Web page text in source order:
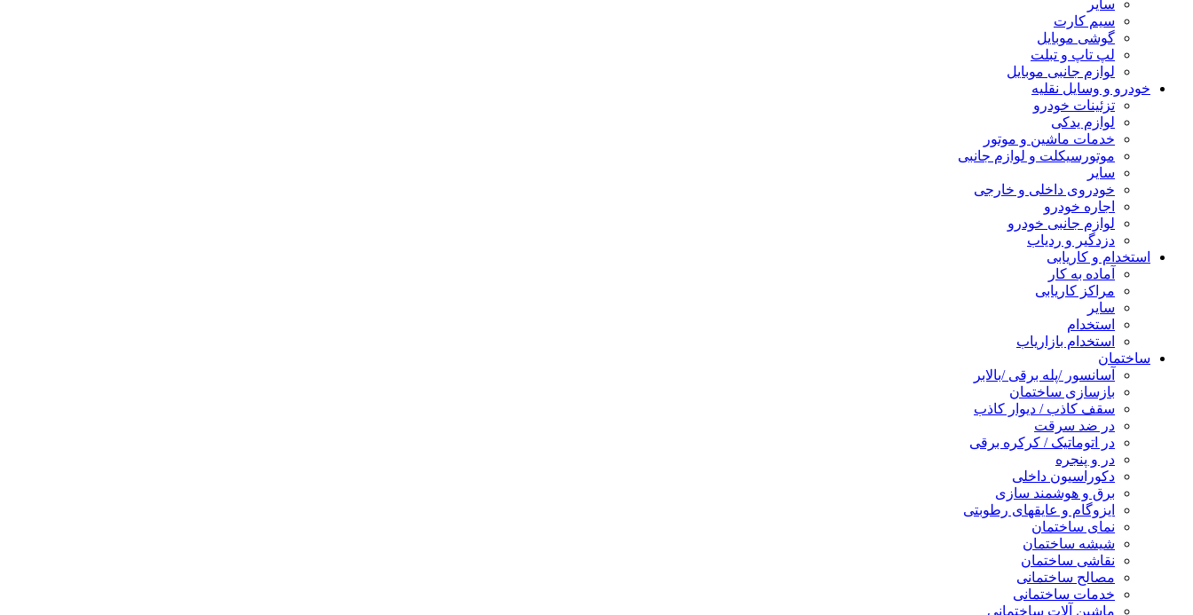
سایر
سیم کارت
گوشی موبایل
لپ تاپ و تبلت
لوازم جانبی موبایل
خودرو و وسایل نقلیه
تزئینات خودرو
لوازم یدکی
خدمات ماشین و موتور
موتورسیکلت و لوازم جانبی
سایر
خودروی داخلی و خارجی
اجاره خودرو
لوازم جانبی خودرو
دزدگیر و ردیاب
استخدام و کاریابی
آماده به کار
مراکز کاریابی
سایر
استخدام
استخدام بازاریاب
ساختمان
آسانسور /پله برقی /بالابر
بازسازی ساختمان
سقف کاذب / دیوار کاذب
در ضد سرقت
در اتوماتیک / کرکره برقی
در و پنجره
دکوراسیون داخلی
برق و هوشمند سازی
ایزوگام و عایقهای رطوبتی
نمای ساختمان
شیشه ساختمان
نقاشی ساختمان
مصالح ساختمانی
خدمات ساختمانی
ماشین آلات ساختمانی